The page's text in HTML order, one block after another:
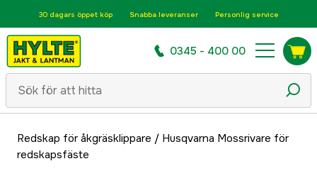
30 dagars öppet köp Snabba leveranser Personlig service
0345 - 400 00
Redskap för åkgräsklippare / Husqvarna Mossrivare för
redskapsfäste